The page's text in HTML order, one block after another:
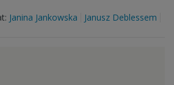
Janina Jankowska
Janusz Deblessem